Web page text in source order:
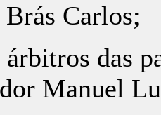
Carlos;
das
Manuel